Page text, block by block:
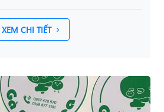
XEM CHI TIẾT